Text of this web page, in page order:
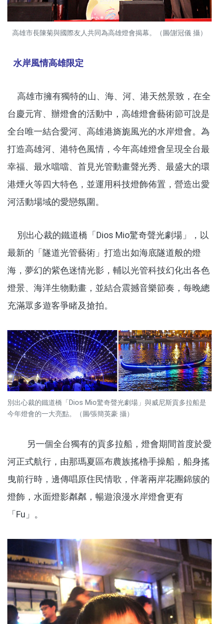
高雄市長陳菊與國際友人共同為高雄燈會揭幕。（圖∕謝冠儀 攝）
水岸風情高雄限定
高雄市擁有獨特的山、海、河、港天然景致，在全
台慶元宵、辦燈會的活動中，高雄燈會藝術節可說是
全台唯一結合愛河、高雄港旖旎風光的水岸燈會。為
打造高雄河、港特色風情，今年高雄燈會呈現全台最
幸福、最水噹噹、首見光管動畫聲光秀、最盛大的環
港煙火等四大特色，並運用科技燈飾佈置，營造出愛
河活動場域的愛戀氛圍。
別出心裁的鐵道橋「Dios Mio驚奇聲光劇場」，以
最新的「隧道光管藝術」打造出如海底隧道般的燈
海，夢幻的紫色迷情光影，輔以光管科技幻化出各色
燈景、海洋生物動畫，並結合震撼音樂節奏，每晚總
充滿眾多遊客爭睹及搶拍。
別出心裁的鐵道橋「Dios Mio驚奇聲光劇場」與威尼斯貢多拉船是
今年燈會的一大亮點。（圖∕張簡英豪 攝）
另一個全台獨有的貢多拉船，燈會期間首度於愛
河正式航行，由那瑪夏區布農族搖櫓手操船，船身搖
曳前行時，邊傳唱原住民情歌，伴著兩岸花團錦簇的
燈飾，水面燈影粼粼，暢遊浪漫水岸燈會更有
「Fu」。